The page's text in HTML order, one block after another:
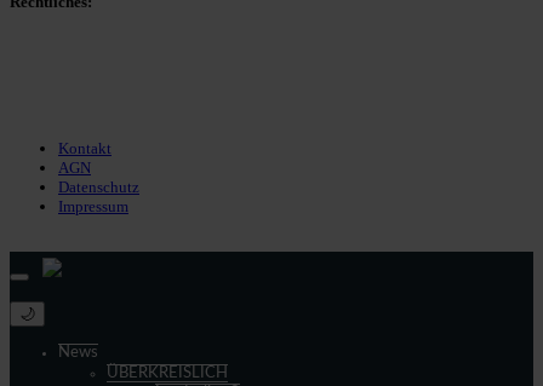
Kontakt
AGN
Datenschutz
Impressum
🌙
News
ÜBERKREISLICH